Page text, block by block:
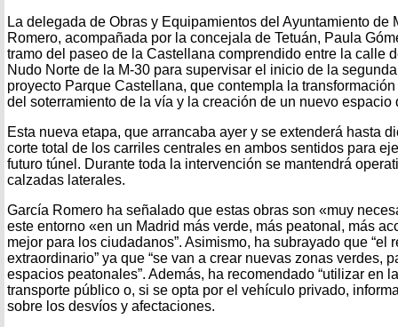
La delegada de Obras y Equipamientos del Ayuntamiento de
Romero, acompañada por la concejala de Tetuán, Paula
tramo del paseo de la Castellana comprendido entre la calle
Nudo Norte de la M-30 para supervisar el inicio de la
proyecto Parque Castellana, que contempla la
del soterramiento de la vía y la creación de un nuevo espacio
Esta nueva etapa, que arrancaba ayer y se extenderá hasta
corte total de los carriles centrales en ambos sentidos para
futuro túnel. Durante toda la intervención se mantendrá
calzadas laterales.
García Romero ha señalado que estas obras son «muy
este entorno «en un Madrid más verde, más peatonal, más
mejor para los ciudadanos”. Asimismo, ha subrayado que “el
extraordinario” ya que “se van a crear nuevas zonas verdes,
espacios peatonales”. Además, ha recomendado “utilizar en
transporte público o, si se opta por el vehículo privado,
sobre los desvíos y afectaciones.